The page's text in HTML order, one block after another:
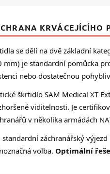
KRVÁCEJÍCÍHO
se dělí na dvě základní
mm) je standardní pomůcka
nebo dostatečnou
škrtidlo SAM Medical XT
viditelnosti. Je
v několika armádách
standardní záchranářský
volba. Optimální